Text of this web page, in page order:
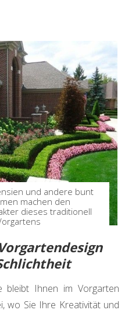
und andere bunt
machen den
dieses traditionell
bleibt Ihnen im Vorgarten
wo Sie Ihre Kreativität und